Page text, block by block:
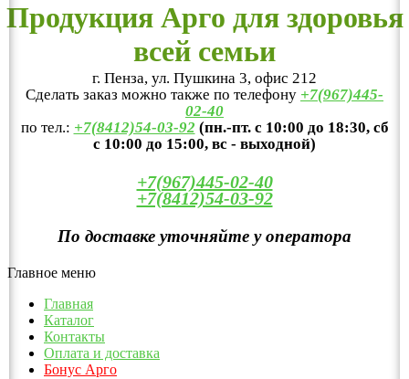
Продукция Арго для здоровья
всей семьи
г. Пенза, ул. Пушкина 3, офис 212
Сделать заказ можно также по телефону +7(967)445-
02-40
по тел.: +7(8412)54-03-92 (пн.-пт. с 10:00 до 18:30, сб
с 10:00 до 15:00, вс - выходной)
+7(967)445-02-40
+7(8412)54-03-92
По доставке уточняйте у оператора
Главное меню
Главная
Каталог
Контакты
Оплата и доставка
Бонус Арго